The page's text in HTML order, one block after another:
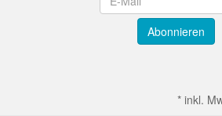
Abonnieren
* inkl.